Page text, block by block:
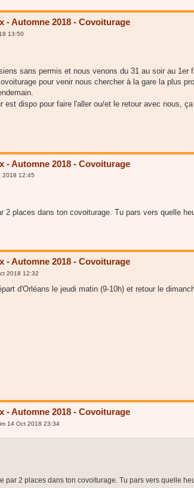
- Automne 2018 - Covoiturage
13:50
sans permis et nous venons du 31 au soir au 1er
pour venir nous chercher à la gare la plus
est dispo pour faire l'aller ou/et le retour avec nous,
- Automne 2018 - Covoiturage
2018 12:45
2 places dans ton covoiturage. Tu pars vers quelle
- Automne 2018 - Covoiturage
2018 12:32
d'Orléans le jeudi matin (9-10h) et retour le
- Automne 2018 - Covoiturage
14 Oct 2018 23:34
par 2 places dans ton covoiturage. Tu pars vers quelle